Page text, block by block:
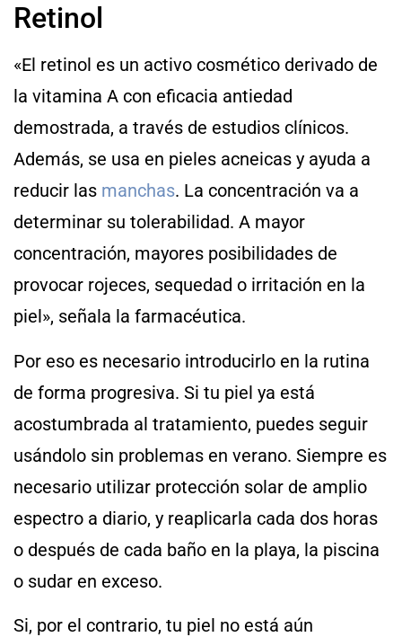
Retinol
«El retinol es un activo cosmético derivado de
la vitamina A con eficacia antiedad
demostrada, a través de estudios clínicos.
Además, se usa en pieles acneicas y ayuda a
reducir las manchas. La concentración va a
determinar su tolerabilidad. A mayor
concentración, mayores posibilidades de
provocar rojeces, sequedad o irritación en la
piel», señala la farmacéutica.
Por eso es necesario introducirlo en la rutina
de forma progresiva. Si tu piel ya está
acostumbrada al tratamiento, puedes seguir
usándolo sin problemas en verano. Siempre es
necesario utilizar protección solar de amplio
espectro a diario, y reaplicarla cada dos horas
o después de cada baño en la playa, la piscina
o sudar en exceso.
Si, por el contrario, tu piel no está aún